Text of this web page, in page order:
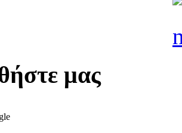
μας